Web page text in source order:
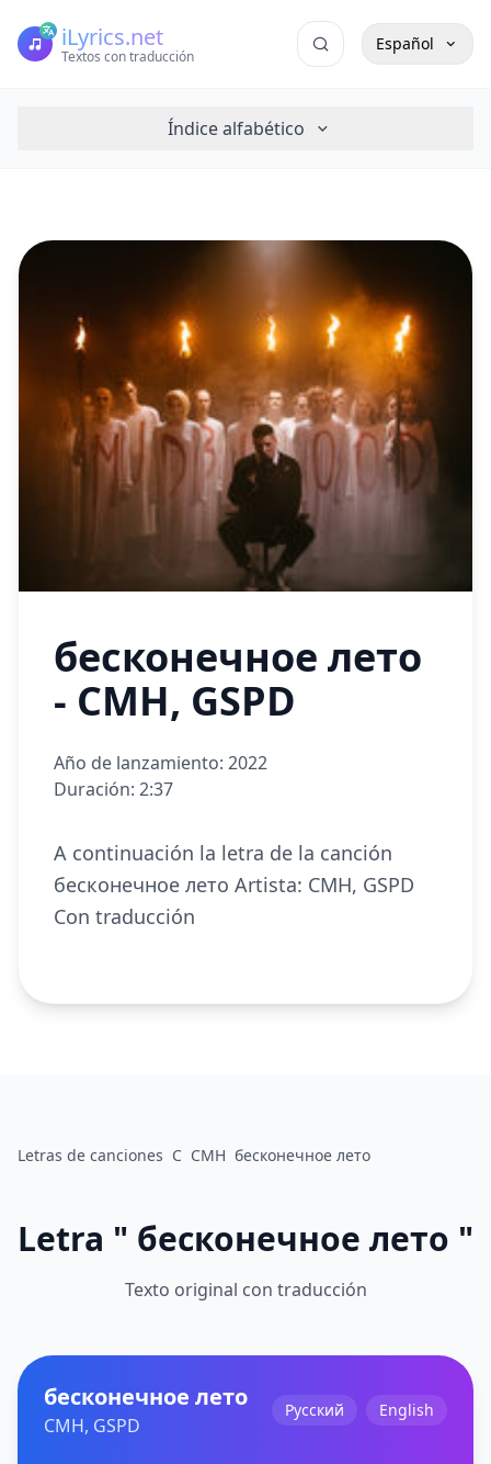
iLyrics.net
Textos con traducción
Español
Índice alfabético
бесконечное лето
- CMH, GSPD
Año de lanzamiento: 2022
Duración: 2:37
A continuación la letra de la canción
бесконечное лето Artista: CMH, GSPD
Con traducción
Letras de canciones C CMH бесконечное лето
Letra " бесконечное лето "
Texto original con traducción
бесконечное лето
CMH, GSPD
Русский English